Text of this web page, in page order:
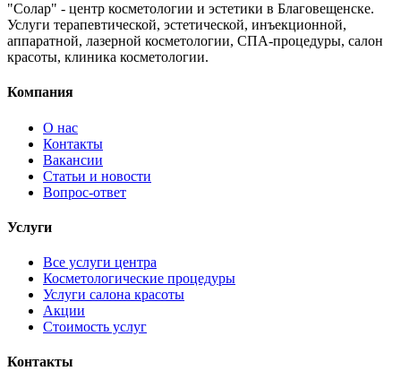
"Солар" - центр косметологии и эстетики в Благовещенске.
Услуги терапевтической, эстетической, инъекционной,
аппаратной, лазерной косметологии, СПА-процедуры, салон
красоты, клиника косметологии.
Компания
О нас
Контакты
Вакансии
Статьи и новости
Вопрос-ответ
Услуги
Все услуги центра
Косметологические процедуры
Услуги салона красоты
Акции
Стоимость услуг
Контакты